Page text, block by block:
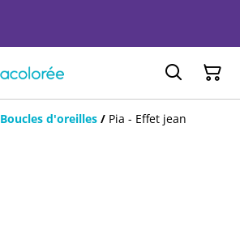
Boucles d'oreilles / Pia - Effet jean